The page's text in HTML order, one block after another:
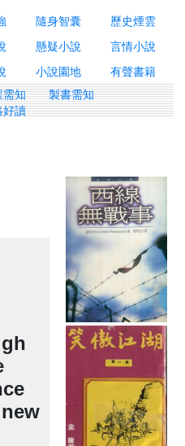
隨身智囊
歷史煙雲
懸疑小說
言情小說
小說園地 有聲書籍
需知
製書需知
好讀